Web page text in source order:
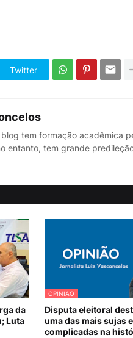
Twitter
tem formação acadêmica
entanto, tem grande
da
Luta
OPINIAO
Disputa eleitoral
uma das mais sujas e
complicadas na